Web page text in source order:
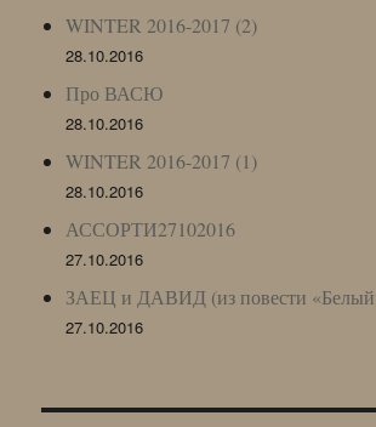
WINTER 2016-2017 (2)
28.10.2016
Про ВАСЮ
28.10.2016
WINTER 2016-2017 (1)
28.10.2016
АССОРТИ27102016
27.10.2016
ЗАЕЦ и ДАВИД (из повести «Белый
27.10.2016